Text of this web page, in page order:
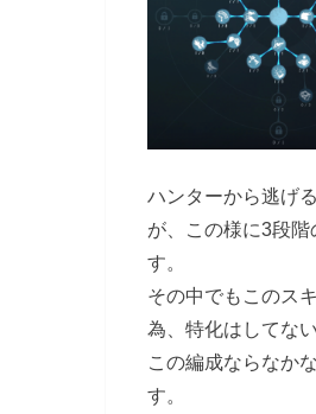
ハンターから逃げ
が、この様に3段
す。
その中でもこのス
為、特化はしてな
この編成ならなか
す。